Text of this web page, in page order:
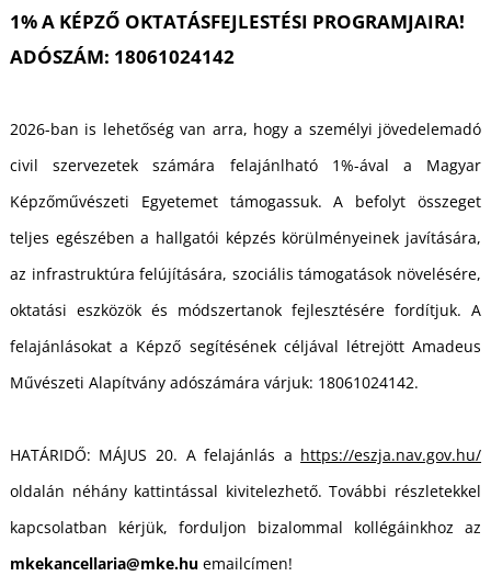
1% A KÉPZŐ OKTATÁSFEJLESTÉSI PROGRAMJAIRA!
ADÓSZÁM: 18061024142
2026-ban is lehetőség van arra, hogy a személyi jövedelemadó
civil szervezetek számára felajánlható 1%-ával a Magyar
Képzőművészeti Egyetemet támogassuk. A befolyt összeget
teljes egészében a hallgatói képzés körülményeinek javítására,
az infrastruktúra felújítására, szociális támogatások növelésére,
oktatási eszközök és módszertanok fejlesztésére fordítjuk. A
felajánlásokat a Képző segítésének céljával létrejött Amadeus
Művészeti Alapítvány adószámára várjuk: 18061024142.
HATÁRIDŐ: MÁJUS 20. A felajánlás a https://eszja.nav.gov.hu/
oldalán néhány kattintással kivitelezhető. További részletekkel
kapcsolatban kérjük, forduljon bizalommal kollégáinkhoz az
mkekancellaria@mke.huemailcímen!